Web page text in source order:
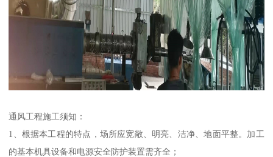
通风工程施工须知：
1、根据本工程的特点，场所应宽敞、明亮、洁净、地面平整。加工
的基本机具设备和电源安全防护装置需齐全；